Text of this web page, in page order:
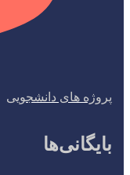
پروژه های دانشجویی
بایگانی‌ها